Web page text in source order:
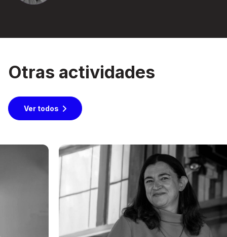
Otras actividades
Ver todos